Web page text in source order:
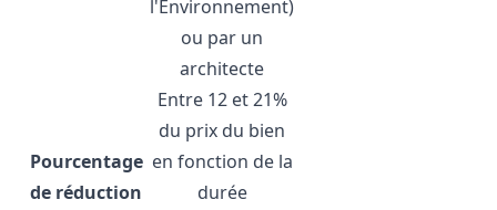
l'Environnement)
ou par un
architecte
Pourcentage
de réduction
Entre 12 et 21%
du prix du bien
en fonction de la
durée